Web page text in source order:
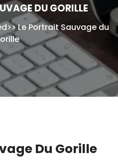
DU GORILLE
>>Le Portrait Sauvage du
Du Gorille